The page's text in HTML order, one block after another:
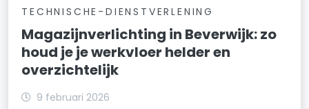
TECHNISCHE-DIENSTVERLENING
Magazijnverlichting in Beverwijk: zo
houd je je werkvloer helder en
overzichtelijk
9 februari 2026